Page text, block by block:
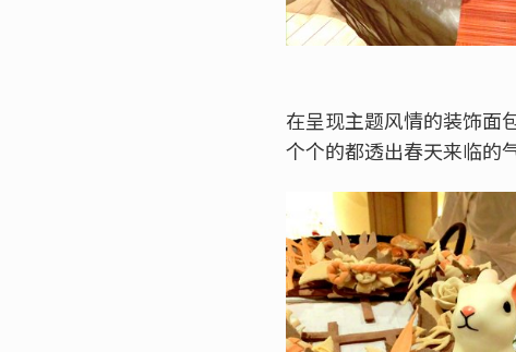
在呈现主题风情的装饰面
个个的都透出春天来临的